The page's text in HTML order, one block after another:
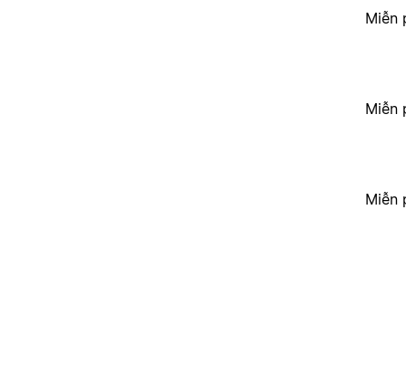
Miễn
Miễn
Miễn